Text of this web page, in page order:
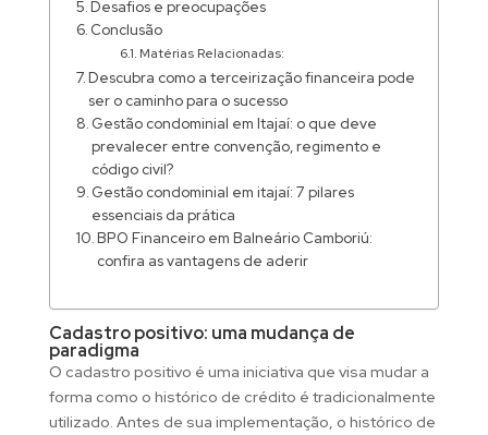
Desafios e preocupações
Conclusão
Matérias Relacionadas:
Descubra como a terceirização financeira pode
ser o caminho para o sucesso
Gestão condominial em Itajaí: o que deve
prevalecer entre convenção, regimento e
código civil?
Gestão condominial em itajaí: 7 pilares
essenciais da prática
BPO Financeiro em Balneário Camboriú:
confira as vantagens de aderir
Cadastro positivo: uma mudança de
paradigma
O cadastro positivo é uma iniciativa que visa mudar a
forma como o histórico de crédito é tradicionalmente
utilizado. Antes de sua implementação, o histórico de